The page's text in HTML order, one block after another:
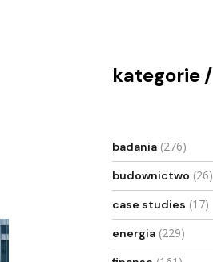
kategorie
badania (276)
budownictwo (26)
case studies (17)
energia (229)